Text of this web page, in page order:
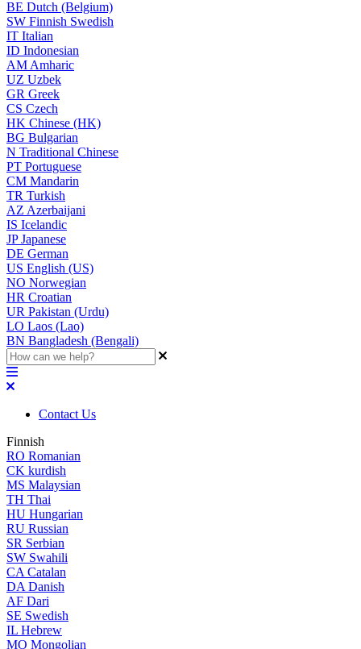
BE Dutch (Belgium)
SW Finnish Swedish
IT Italian
ID Indonesian
AM Amharic
UZ Uzbek
GR Greek
CS Czech
HK Chinese (HK)
BG Bulgarian
N Traditional Chinese
PT Portuguese
CM Mandarin
TR Turkish
AZ Azerbaijani
IS Icelandic
JPJapanese
DE German
US English (US)
NO Norwegian
HR Croatian
UR Pakistan (Urdu)
LO Laos (Lao)
BN Bangladesh (Bengali)
Contact Us
Finnish
RO Romanian
CK kurdish
MS Malaysian
TH Thai
HU Hungarian
RU Russian
SR Serbian
SW Swahili
CA Catalan
DA Danish
AF Dari
SE Swedish
IL Hebrew
MO Mongolian